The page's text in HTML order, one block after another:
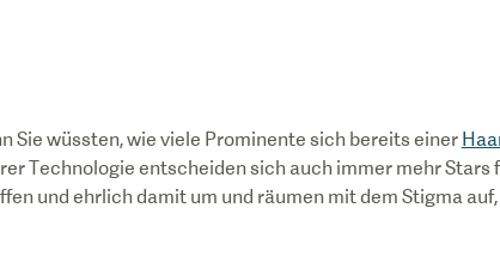
Sie wüssten, wie viele Prominente sich bereits einer
Technologie entscheiden sich auch immer mehr Stars
und ehrlich damit um und räumen mit dem Stigma